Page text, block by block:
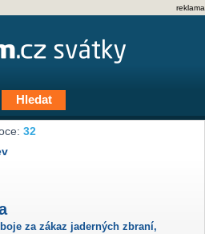
reklama
32
za zákaz jaderných zbraní,